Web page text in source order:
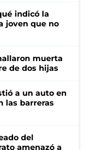
indicó la
joven que no
muerta
de dos hijas
a un auto en
las barreras
del
amenazó a